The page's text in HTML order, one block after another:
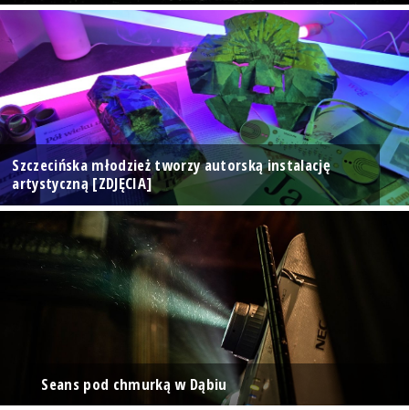
Szczecińska młodzież tworzy autorską instalację
artystyczną [ZDJĘCIA]
Seans pod chmurką w Dąbiu